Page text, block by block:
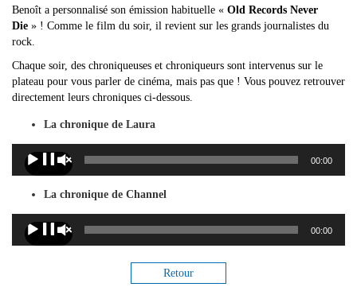
Benoît a personnalisé son émission habituelle « Old Records Never
Die » ! Comme le film du soir, il revient sur les grands journalistes du
rock.
Chaque soir, des chroniqueuses et chroniqueurs sont intervenus sur le
plateau pour vous parler de cinéma, mais pas que ! Vous pouvez retrouver
directement leurs chroniques ci-dessous.
La chronique de Laura
Lecteur
audio
00:00 00:00
La chronique de Channel
Lecteur
audio
00:00 00:00
Retour